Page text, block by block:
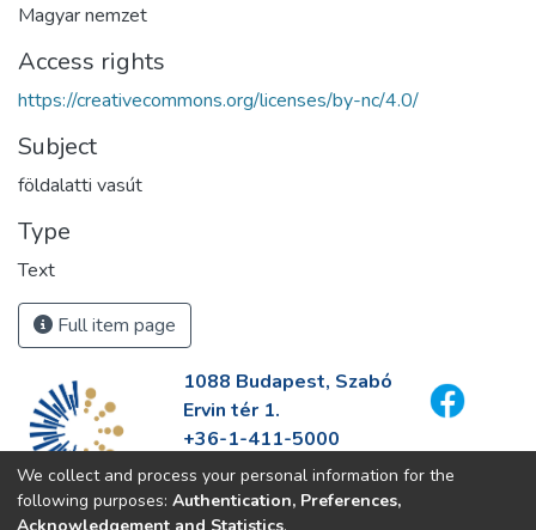
Magyar nemzet
Access rights
https://creativecommons.org/licenses/by-nc/4.0/
Subject
földalatti vasút
Type
Text
Full item page
1088 Budapest, Szabó
Ervin tér 1.
+36-1-411-5000
info@fszek.hu
https://fszek.hu
We collect and process your personal information for the
following purposes: Authentication, Preferences,